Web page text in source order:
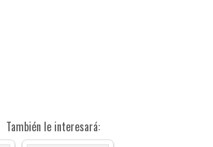
También le interesará: